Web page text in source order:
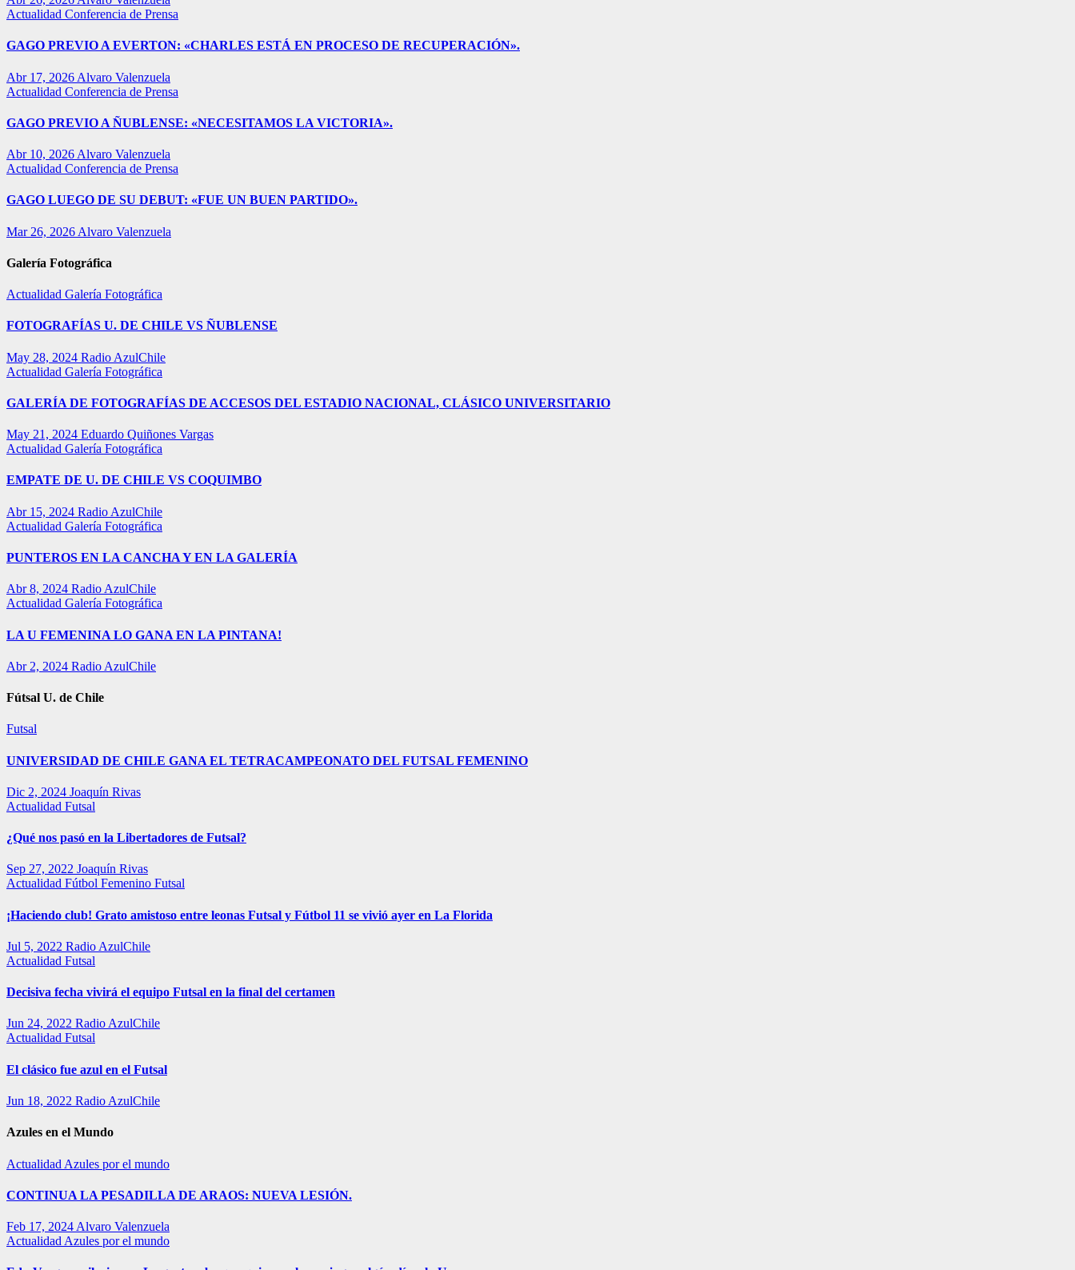
Actualidad Conferencia de Prensa
GAGO PREVIO A EVERTON: «CHARLES ESTÁ EN PROCESO DE RECUPERACIÓN».
Abr 17, 2026 Alvaro Valenzuela
Actualidad Conferencia de Prensa
GAGO PREVIO A ÑUBLENSE: «NECESITAMOS LA VICTORIA».
Abr 10, 2026 Alvaro Valenzuela
Actualidad Conferencia de Prensa
GAGO LUEGO DE SU DEBUT: «FUE UN BUEN PARTIDO».
Mar 26, 2026 Alvaro Valenzuela
Galería Fotográfica
Actualidad Galería Fotográfica
FOTOGRAFÍAS U. DE CHILE VS ÑUBLENSE
May 28, 2024 Radio AzulChile
Actualidad Galería Fotográfica
GALERÍA DE FOTOGRAFÍAS DE ACCESOS DEL ESTADIO NACIONAL, CLÁSICO UNIVERSITARIO
May 21, 2024 Eduardo Quiñones Vargas
Actualidad Galería Fotográfica
EMPATE DE U. DE CHILE VS COQUIMBO
Abr 15, 2024 Radio AzulChile
Actualidad Galería Fotográfica
PUNTEROS EN LA CANCHA Y EN LA GALERÍA
Abr 8, 2024 Radio AzulChile
Actualidad Galería Fotográfica
LA U FEMENINA LO GANA EN LA PINTANA!
Abr 2, 2024 Radio AzulChile
Fútsal U. de Chile
Futsal
UNIVERSIDAD DE CHILE GANA EL TETRACAMPEONATO DEL FUTSAL FEMENINO
Dic 2, 2024 Joaquín Rivas
Actualidad Futsal
¿Qué nos pasó en la Libertadores de Futsal?
Sep 27, 2022 Joaquín Rivas
Actualidad Fútbol Femenino Futsal
¡Haciendo club! Grato amistoso entre leonas Futsal y Fútbol 11 se vivió ayer en La Florida
Jul 5, 2022 Radio AzulChile
Actualidad Futsal
Decisiva fecha vivirá el equipo Futsal en la final del certamen
Jun 24, 2022 Radio AzulChile
Actualidad Futsal
El clásico fue azul en el Futsal
Jun 18, 2022 Radio AzulChile
Azules en el Mundo
Actualidad Azules por el mundo
CONTINUA LA PESADILLA DE ARAOS: NUEVA LESIÓN.
Feb 17, 2024 Alvaro Valenzuela
Actualidad Azules por el mundo